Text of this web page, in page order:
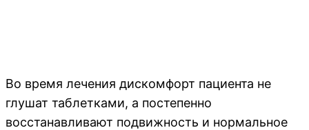
Во время лечения дискомфорт пациента не
глушат таблетками, а постепенно
восстанавливают подвижность и нормальное